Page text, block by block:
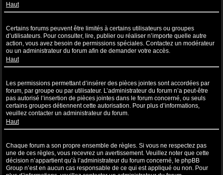
Haut
Certains forums peuvent être limités à certains utilisateurs ou groupes
d’utilisateurs. Pour consulter, lire, publier ou réaliser n’importe quelle autre
action, vous avez besoin de permissions spéciales. Contactez un modérateur
ou un administrateur du forum afin de demander votre accès.
Haut
Les permissions permettant d’insérer des pièces jointes sont accordées par
forum, par groupe ou par utilisateur. L’administrateur du forum n’a peut-être
pas autorisé l’insertion de pièces jointes dans le forum concerné, ou seuls
certains groupes détiennent cette autorisation. Pour plus d’informations,
veuillez contacter un administrateur du forum.
Haut
Chaque forum a son propre ensemble de règles. Si vous ne respectez pas
une de ces règles, vous recevrez un avertissement. Veuillez noter que cette
décision n’appartient qu’à l’administrateur du forum concerné, le phpBB
Group n’est en aucun cas responsable de ce qui est appliqué ou non. Pour